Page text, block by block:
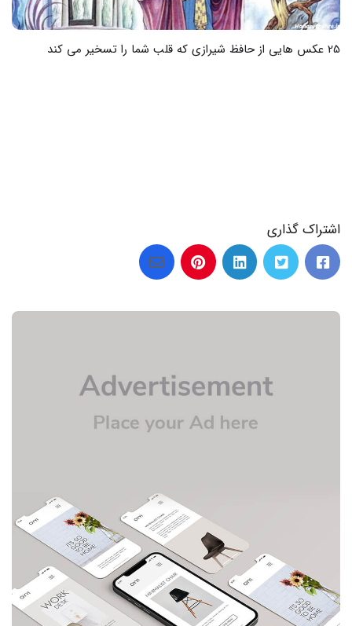
17 عکس هایی از کودکان غزه که دل را می رباید
اشتراک گذاری